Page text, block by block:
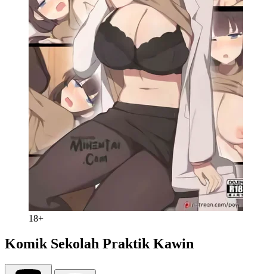
18+
Komik Sekolah Praktik Kawin